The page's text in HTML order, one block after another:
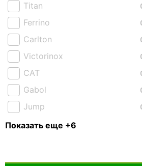
Titan
Ferrino
Carlton
Victorinox
CAT
Gabol
Jump
XD Design
Показать еще +6